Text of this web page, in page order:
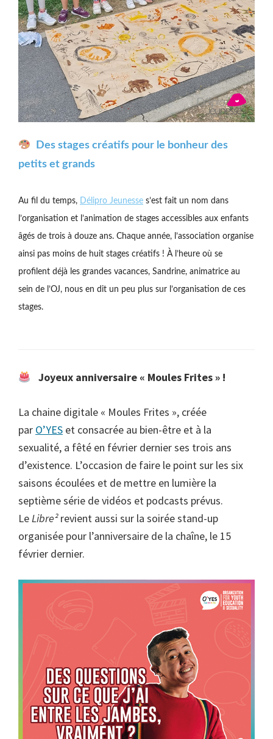
Des stages créatifs pour le bonheur des
petits et grands
Au fil du temps, Délipro Jeunesse s’est fait un nom dans
l’organisation et l’animation de stages accessibles aux enfants
âgés de trois à douze ans. Chaque année, l’association organise
ainsi pas moins de huit stages créatifs ! À l’heure où se
profilent déjà les grandes vacances, Sandrine, animatrice au
sein de l’OJ, nous en dit un peu plus sur l’organisation de ces
stages.
Joyeux anniversaire « Moules Frites » !
La chaine digitale « Moules Frites », créée
par O’YES et consacrée au bien-être et à la
sexualité, a fêté en février dernier ses trois ans
d’existence. L’occasion de faire le point sur les six
saisons écoulées et de mettre en lumière la
septième série de vidéos et podcasts prévus.
LeLibre²revient aussi sur la soirée stand-up
organisée pour l’anniversaire de la chaîne, le 15
février dernier.